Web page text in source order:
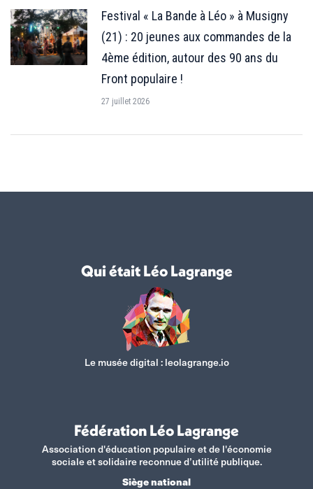
Festival « La Bande à Léo » à Musigny
(21) : 20 jeunes aux commandes de la
4ème édition, autour des 90 ans du
Front populaire !
27 juillet 2026
Qui était Léo Lagrange
Le musée digital :leolagrange.io
Fédération Léo Lagrange
Association d'éducation populaire et de l'économie
sociale et solidaire reconnue d’utilité publique.
Siège national